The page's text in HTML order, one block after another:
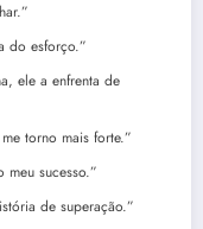
do esforço.”
ele a enfrenta de
torno mais forte.”
sucesso.”
de superação.”